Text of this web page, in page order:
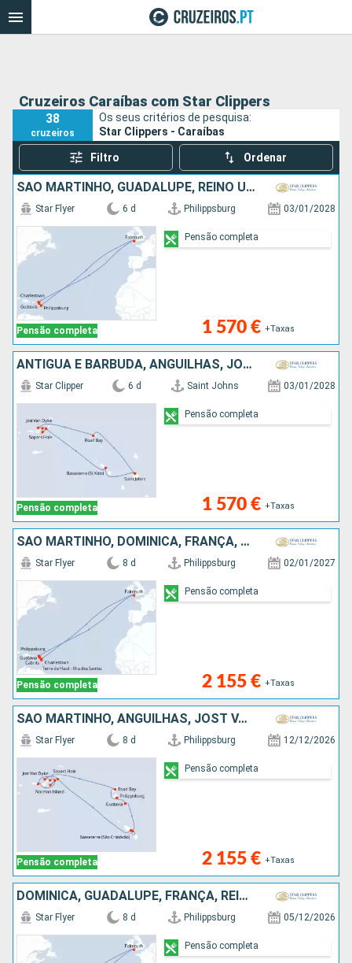
Cruzeiros Caraíbas com Star Clippers
38
cruzeiros
Os seus critérios de pesquisa:
Star Clippers - Caraíbas
Filtro Ordenar
SÃO MARTINHO, GUADALUPE, REINO UNIDO, FRANÇA
Pensão completa
Star Flyer 6 d Philippsburg 03/01/2028
1 570 € +Taxas
Pensão completa
ANTÍGUA E BARBUDA, ANGUILHAS, JOST VAN DYKE, TORTOLA, NORMAN ISLAND, CANAL SIR FRANCIS DRAKE
Pensão completa
Star Clipper 6 d Saint Johns 03/01/2028
1 570 € +Taxas
Pensão completa
SÃO MARTINHO, DOMINICA, FRANÇA, GUADALUPE, REINO UNIDO
Pensão completa
Star Flyer 8 d Philippsburg 02/01/2027
2 155 € +Taxas
Pensão completa
SÃO MARTINHO, ANGUILHAS, JOST VAN DYKE, TORTOLA, NORMAN ISLAND, CANAL SIR FRANCIS DRAKE, ANTÍGUA E BARBUDA, VIRGIN GORDA, FRANÇA
Pensão completa
Star Flyer 8 d Philippsburg 12/12/2026
2 155 € +Taxas
Pensão completa
DOMINICA, GUADALUPE, FRANÇA, REINO UNIDO, SÃO MARTINHO
Star Flyer 8 d Philippsburg 05/12/2026
Pensão completa